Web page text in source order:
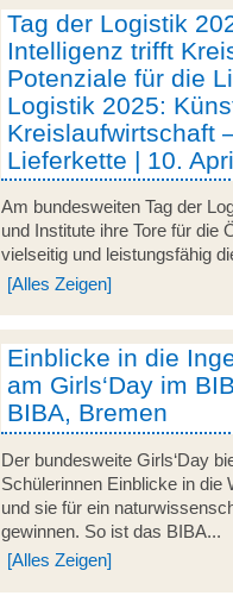
Tag der Logistik
Intelligenz trifft
Potenziale für die
Logistik 2025:
Kreislaufwirtschaft
Lieferkette | 10.
Am bundesweiten Tag der
und Institute ihre Tore für die
vielseitig und leistungsfähig
[Alles Zeigen]
Einblicke in die
am Girls‘Day im
BIBA, Bremen
Der bundesweite Girls‘Day
Schülerinnen Einblicke in die
und sie für ein
gewinnen. So ist das BIBA...
[Alles Zeigen]